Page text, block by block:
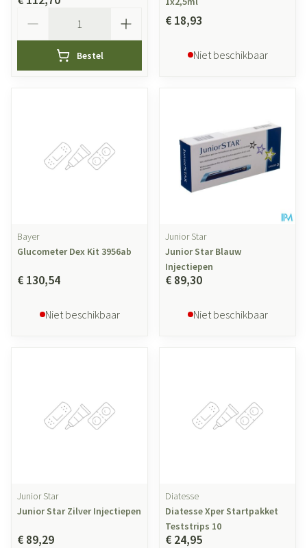
Bestel
€ 18,93
Niet beschikbaar
Bayer
Glucometer Dex Kit 3956ab
€ 130,54
Niet beschikbaar
Junior Star
Junior Star Blauw
Injectiepen
€ 89,30
Niet beschikbaar
Junior Star
Junior Star Zilver Injectiepen
€ 89,29
Diatesse
Diatesse Xper Startpakket
Teststrips 10
€ 24,95